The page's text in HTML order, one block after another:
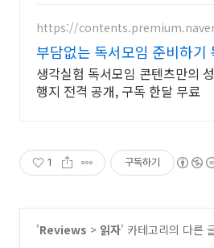
https://
부담없는 독서모임 준비하기
강의 무료
생각실험 독서모임 콘텐츠만의
행지 전격 공개, 구독 한달 무료
1 구독하기
'Reviews > 읽자' 카테고리의 다른